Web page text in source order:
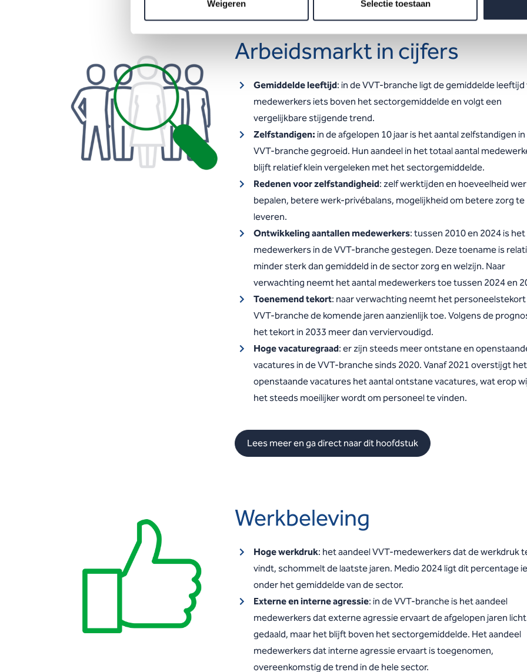
Weigeren Selectie toestaan
Arbeidsmarkt in cijfers
Gemiddeldeleeftijd: in de VVT-branche ligt de gemiddelde leeftijd
medewerkers iets boven het sectorgemiddelde en volgt een
vergelijkbare stijgende trend.
Zelfstandigen: in de afgelopen 10 jaar is het aantal zelfstandigen
VVT-branche gegroeid. Hun aandeel in het totaal aantal
blijft relatief klein vergeleken met het sectorgemiddelde.
Redenen voor zelfstandigheid: zelf werktijden en hoeveelheid
bepalen, betere werk-privébalans, mogelijkheid om betere zorg te
leveren.
Ontwikkeling aantallen medewerkers: tussen 2010 en 2024 is het
medewerkers in de VVT-branche gestegen. Deze toename is
minder sterk dan gemiddeld in de sector zorg en welzijn. Naar
verwachting neemt het aantal medewerkers toe tussen 2024 en
Toenemend tekort: naar verwachting neemt het personeelstekort
VVT-branche de komende jaren aanzienlijk toe. Volgens de
het tekort in 2033 meer dan verviervoudigd.
Hoge vacaturegraad: er zijn steeds meer ontstane en
vacatures in de VVT-branche sinds 2020. Vanaf 2021 overstijgt
openstaande vacatures het aantal ontstane vacatures, wat erop
het steeds moeilijker wordt om personeel te vinden.
Lees meer en ga direct naar dit hoofdstuk
Werkbeleving
Hoge werkdruk: het aandeel VVT-medewerkers dat de werkdruk
vindt, schommelt de laatste jaren. Medio 2024 ligt dit percentage
onder het gemiddelde van de sector.
Externe en interne agressie: in de VVT-branche is het aandeel
medewerkers dat externe agressie ervaart de afgelopen jaren licht
gedaald, maar het blijft boven het sectorgemiddelde. Het aandeel
medewerkers dat interne agressie ervaart is toegenomen,
overeenkomstig de trend in de hele sector.